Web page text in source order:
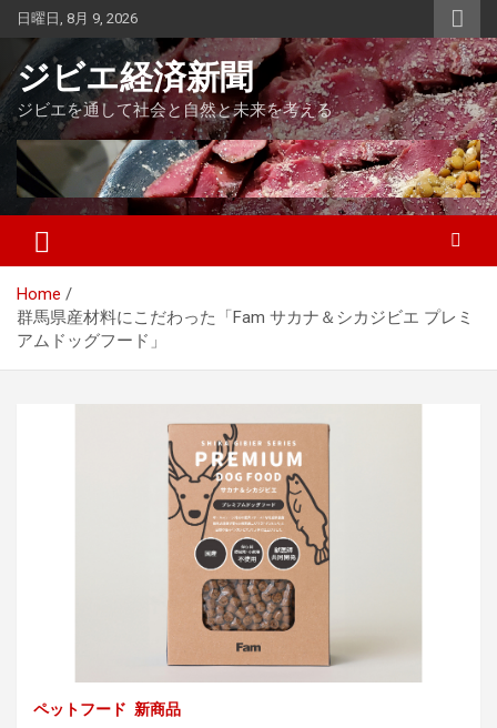
Skip
content
日曜日, 8月 9, 2026
ジビエ経済新聞
ジビエを通して社会と自然と未来を考える
Home
群馬県産材料にこだわった「Fam サカナ＆シカジビエ プレミ
アムドッグフード」
ペットフード 新商品